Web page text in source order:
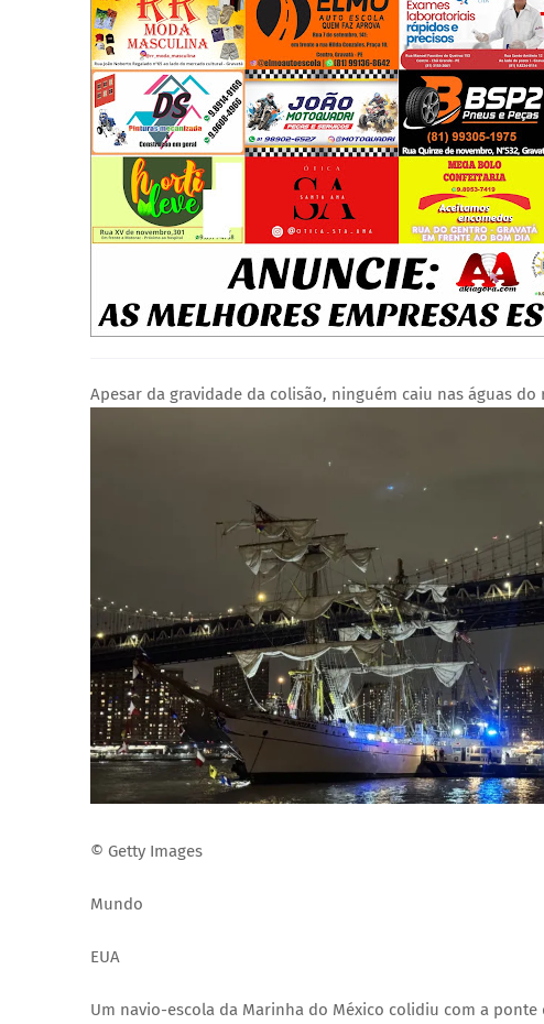
Apesar da gravidade da colisão, ninguém caiu nas águas do
© Getty Images
Mundo
EUA
Um navio-escola da Marinha do México colidiu com a